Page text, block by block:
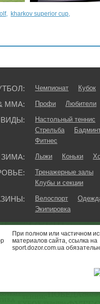
, kharkov superior cup,
Чемпионат Кубок
ММА: Профи Любители
Настольный теннис
Стрельба
Фитнес
ЗИМА: Лыжи Коньки
Тренажерные залы
Клубы и секции
Велоспорт
Экипировка
При полном или частичном
материалов сайта, ссылка на
sport.dozor.com.ua